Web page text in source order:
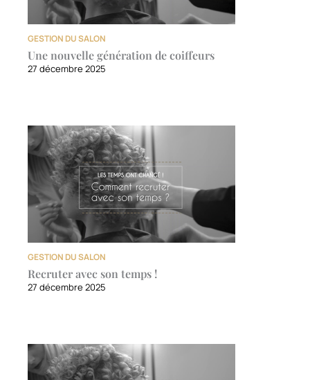
GESTION DU SALON
Une nouvelle génération de coiffeurs
27 décembre 2025
GESTION DU SALON
Recruter avec son temps !
27 décembre 2025